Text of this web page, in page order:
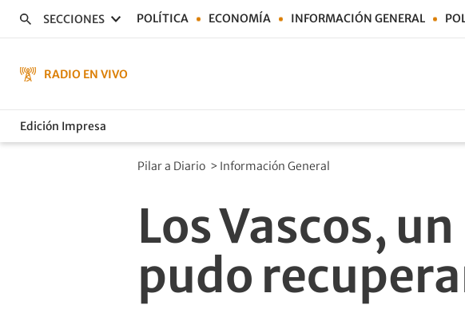
SECCIONES POLÍTICA ECONOMÍA INFORMACIÓN GENERAL
RADIO EN VIVO
Edición Impresa
Pilar a Diario > Información General
Los Vascos,
pudo